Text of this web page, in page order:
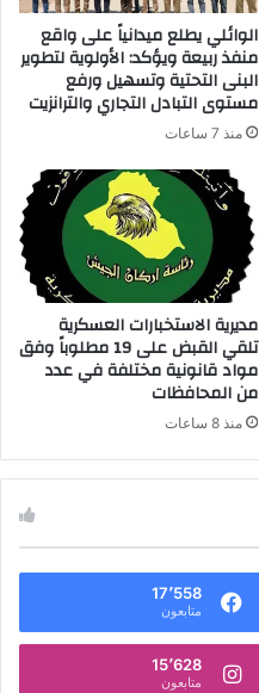
الوائلي يطلع ميدانياً على واقع
منفذ ربيعة ويؤكد: الأولوية لتطوير
البنى التحتية وتسهيل ورفع
مستوى التبادل التجاري والترانزيت
منذ 7 ساعات
مديرية الاستخبارات العسكرية
تلقي القبض على 19 مطلوباً وفق
مواد قانونية مختلفة في عدد
من المحافظات
منذ 8 ساعات
17٬558
متابعون
15٬628
متابعون